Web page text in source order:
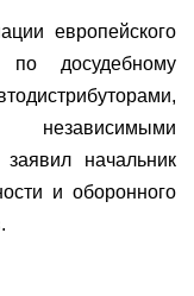
европейского
досудебному
начальник
и оборонного